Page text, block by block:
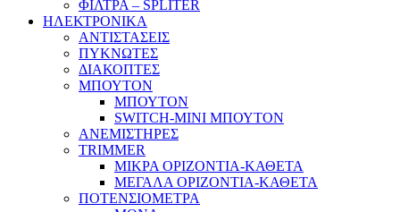
ΦΙΛΤΡΑ – SPLITER
ΗΛΕΚΤΡΟΝΙΚΑ
ΑΝΤΙΣΤΑΣΕΙΣ
ΠΥΚΝΩΤΕΣ
ΔΙΑΚΟΠΤΕΣ
ΜΠΟΥΤΟΝ
ΜΠΟΥΤΟΝ
SWITCH-MINI ΜΠΟΥΤΟΝ
ΑΝΕΜΙΣΤΗΡΕΣ
TRIMMER
ΜΙΚΡΑ ΟΡΙΖΟΝΤΙΑ-ΚΑΘΕΤΑ
ΜΕΓΑΛΑ ΟΡΙΖΟΝΤΙΑ-ΚΑΘΕΤΑ
ΠΟΤΕΝΣΙΟΜΕΤΡΑ